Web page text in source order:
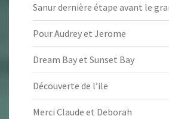
Sanur dernière étape avant le
Pour Audrey et Jerome
Dream Bay et Sunset Bay
Découverte de l’ile
Merci Claude et Deborah